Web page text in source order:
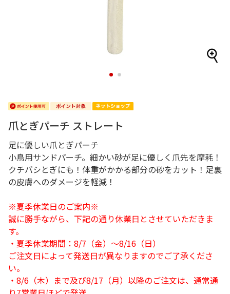
1 2
爪とぎパーチ ストレート
足に優しい爪とぎパーチ
小鳥用サンドパーチ。細かい砂が足に優しく爪先を摩耗！
クチバシとぎにも！体重がかかる部分の砂をカット！足裏
の皮膚へのダメージを軽減！
※夏季休業日のご案内※
誠に勝手ながら、下記の通り休業日とさせていただきま
す。
・夏季休業期間：8/7（金）～8/16（日）
ご注文日によって発送日が異なりますのでご了承くださ
い。
・8/6（木）まで及び8/17（月）以降のご注文は、通常通